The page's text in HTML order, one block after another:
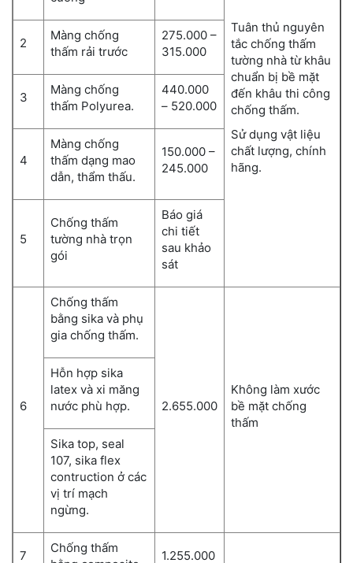
Tuân thủ nguyên
tắc chống thấm
tường nhà từ khâu
chuẩn bị bề mặt
đến khâu thi công
chống thấm.
Sử dụng vật liệu
chất lượng, chính
hãng.
2
Màng chống
thấm rải trước
275.000 –
315.000
3
Màng chống
thấm Polyurea.
440.000
– 520.000
4
Màng chống
thấm dạng mao
dẫn, thẩm thấu.
150.000 –
245.000
5
Chống thấm
tường nhà trọn
gói
Báo giá
chi tiết
sau khảo
sát
6
Chống thấm
bằng sika và phụ
gia chống thấm.
2.655.000
Không làm xước
bề mặt chống
thấm
Hỗn hợp sika
latex và xi măng
nước phù hợp.
Sika top, seal
107, sika flex
contruction ở các
vị trí mạch
ngừng.
7
Chống thấm
1.255.000